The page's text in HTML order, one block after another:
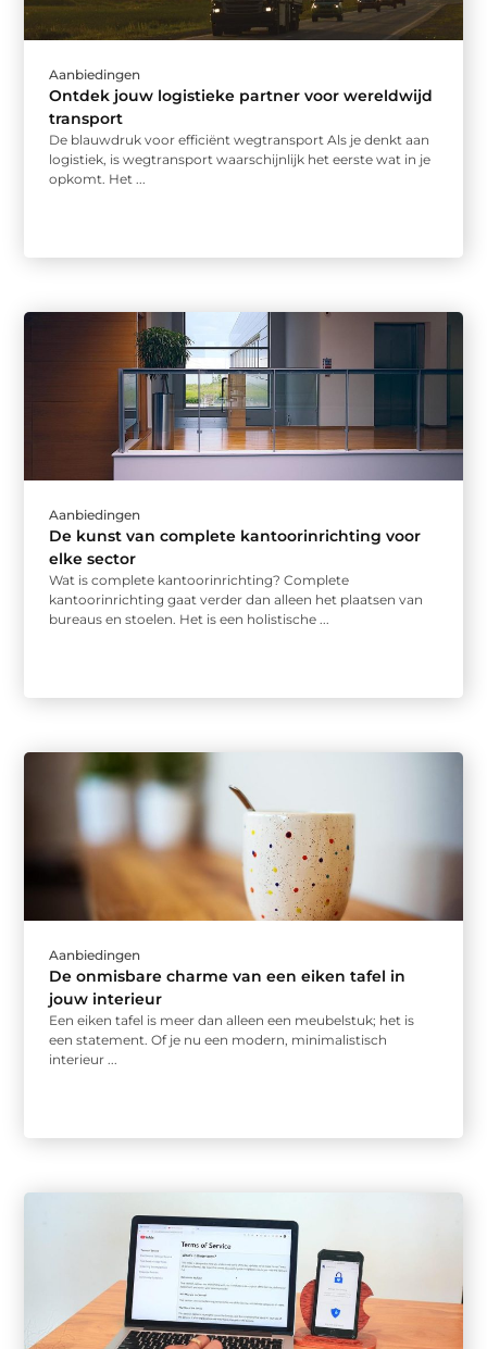
Aanbiedingen
Ontdek jouw logistieke partner voor wereldwijd
transport
De blauwdruk voor efficiënt wegtransport Als je denkt aan
logistiek, is wegtransport waarschijnlijk het eerste wat in je
opkomt. Het ...
Aanbiedingen
De kunst van complete kantoorinrichting voor
elke sector
Wat is complete kantoorinrichting? Complete
kantoorinrichting gaat verder dan alleen het plaatsen van
bureaus en stoelen. Het is een holistische ...
Aanbiedingen
De onmisbare charme van een eiken tafel in
jouw interieur
Een eiken tafel is meer dan alleen een meubelstuk; het is
een statement. Of je nu een modern, minimalistisch
interieur ...